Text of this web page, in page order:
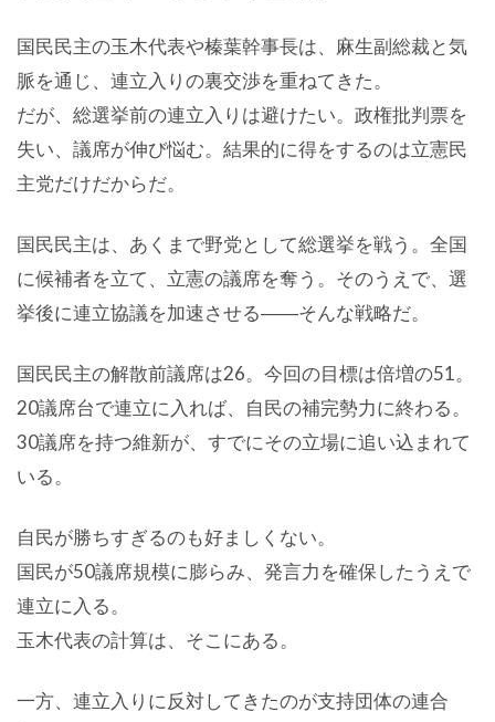
国民民主の玉木代表や榛葉幹事長は、麻生副総裁と気
脈を通じ、連立入りの裏交渉を重ねてきた。
だが、総選挙前の連立入りは避けたい。政権批判票を
失い、議席が伸び悩む。結果的に得をするのは立憲民
主党だけだからだ。
国民民主は、あくまで野党として総選挙を戦う。全国
に候補者を立て、立憲の議席を奪う。そのうえで、選
挙後に連立協議を加速させる――そんな戦略だ。
国民民主の解散前議席は26。今回の目標は倍増の51。
20議席台で連立に入れば、自民の補完勢力に終わる。
30議席を持つ維新が、すでにその立場に追い込まれて
いる。
自民が勝ちすぎるのも好ましくない。
国民が50議席規模に膨らみ、発言力を確保したうえで
連立に入る。
玉木代表の計算は、そこにある。
一方、連立入りに反対してきたのが支持団体の連合